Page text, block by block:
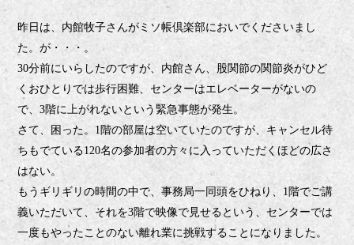
昨日は、内館牧子さんがミソ帳倶楽部においでくださいまし
た。が・・・。
30分前にいらしたのですが、内館さん、股関節の関節炎がひど
くおひとりでは歩行困難、センターはエレベーターがないの
で、3階に上がれないという緊急事態が発生。
さて、困った。 1階の部屋は空いていたのですが、キャンセル待
ちもでている120名の参加者の方々に入っていただくほどの広さ
はない。
もうギリギリの時間の中で、事務局一同頭をひねり、 1階でご講
義いただいて、それを3階で映像で見せるという、センターでは
一度もやったことのない離れ業に挑戦することになりました。